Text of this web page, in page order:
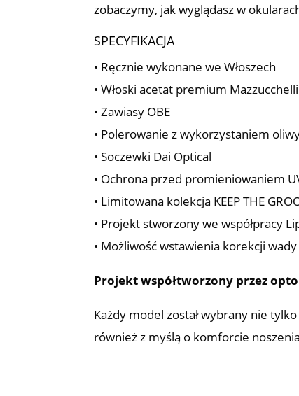
zobaczymy, jak wyglądasz w
SPECYFIKACJA
• Ręcznie wykonane we Włoszech
• Włoski acetat premium Mazzucchelli
• Zawiasy OBE
• Polerowanie z wykorzystaniem
• Soczewki Dai Optical
• Ochrona przed promieniowaniem
• Limitowana kolekcja KEEP THE
• Projekt stworzony we współpracy
• Możliwość wstawienia korekcji
Projekt współtworzony przez
Każdy model został wybrany nie
również z myślą o komforcie